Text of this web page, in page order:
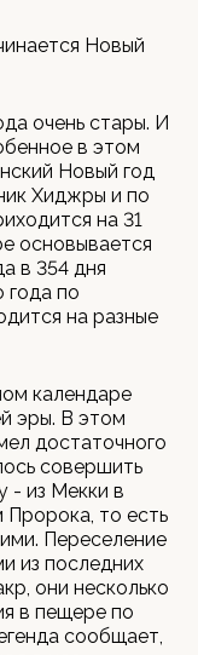
Новый
очень стары. И
в этом
Новый год
Хиджры и по
на 31
основывается
в 354 дня
года по
на разные
календаре
эры. В этом
достаточного
совершить
- из Мекки в
Пророка, то есть
Переселение
из последних
они несколько
в пещере по
сообщает,